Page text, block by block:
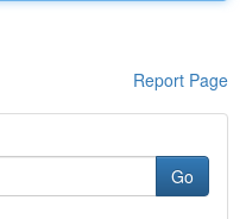
Report Page
Go